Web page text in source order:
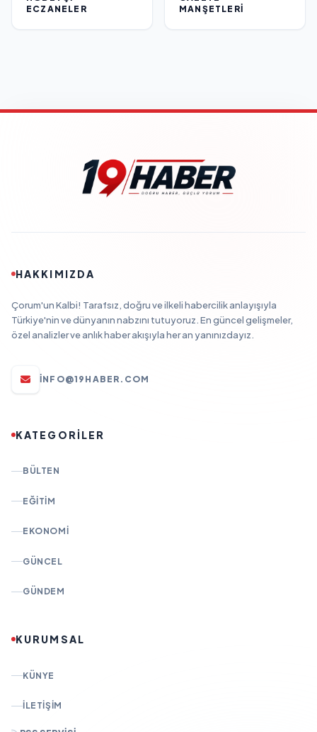
ECZANELER
MANŞETLERI
HAKKIMIZDA
Çorum'un Kalbi! Tarafsız, doğru ve ilkeli habercilik anlayışıyla
Türkiye'nin ve dünyanın nabzını tutuyoruz. En güncel gelişmeler,
özel analizler ve anlık haber akışıyla her an yanınızdayız.
INFO@19HABER.COM
KATEGORİLER
BÜLTEN
EĞITIM
EKONOMI
GÜNCEL
GÜNDEM
KURUMSAL
KÜNYE
İLETIŞIM